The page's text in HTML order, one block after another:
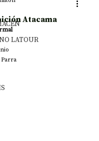
LATOUR
Atacama